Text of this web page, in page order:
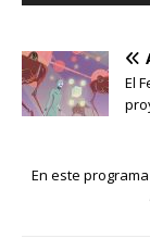
El
En este